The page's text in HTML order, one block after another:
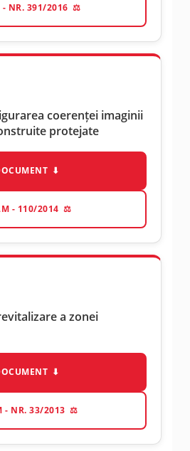
- NR. 391/2016
coerenței imaginii
protejate
- 110/2014
a zonei
- NR. 33/2013